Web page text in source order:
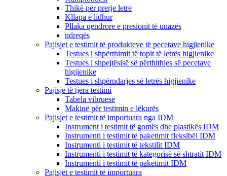
Thikë për prerje letre
Kllapa e lidhur
Pllaka qendrore e presionit të unazës
ndreqës
Pajisjet e testimit të produkteve të pecetave higjienike
Testues i shpërthimit të topit të letrës higjienike
Testues i shpejtësisë së përthithjes së pecetave
higjienike
Testues i shpërndarjes së letrës higjienike
Pajisje të tjera testimi
Tabela vibruese
Makinë për testimin e lëkurës
Pajisjet e testimit të importuara nga IDM
Instrument i testimit të gomës dhe plastikës IDM
Instrumenti i testimit të paketimit fleksibël IDM
Instrumenti i testimit të tekstilit IDM
Instrumenti i testimit të kategorisë së shtratit IDM
Instrumenti i testimit të paketimit IDM
Pajisjet e testimit të importuara